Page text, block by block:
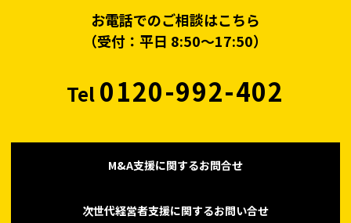
お電話でのご相談はこちら
（受付：平日 8:50〜17:50）
Tel0120-992-402
M&A支援に関するお問合せ
次世代経営者支援に関するお問い合せ